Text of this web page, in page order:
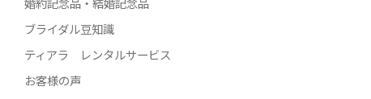
婚約記念品・結婚記念品
ブライダル豆知識
ティアラ レンタルサービス
お客様の声